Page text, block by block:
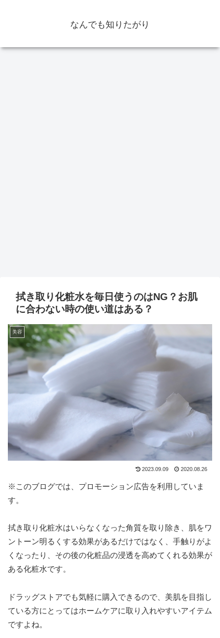
なんでも知りたがり
拭き取り化粧水を毎日使うのはNG？お肌
に合わない時の使い道はある？
美容
2023.09.09 2020.08.26
※このブログでは、プロモーション広告を利用していま
す。
拭き取り化粧水はいらなくなった角質を取り除き、肌をワ
ントーン明るくする効果があるだけではなく、手触りがよ
くなったり、その後の化粧品の浸透を高めてくれる効果が
ある化粧水です。
ドラッグストアでも気軽に購入できるので、美肌を目指し
ている方にとってはホームケアに取り入れやすいアイテム
ですよね。